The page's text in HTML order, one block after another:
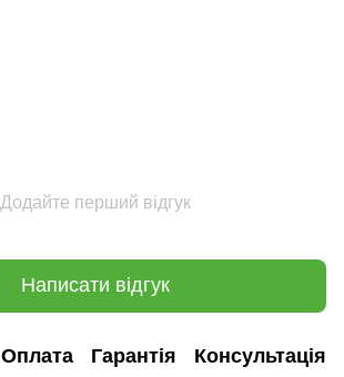
Додайте перший відгук
Написати відгук
Оплата Гарантія Консультація